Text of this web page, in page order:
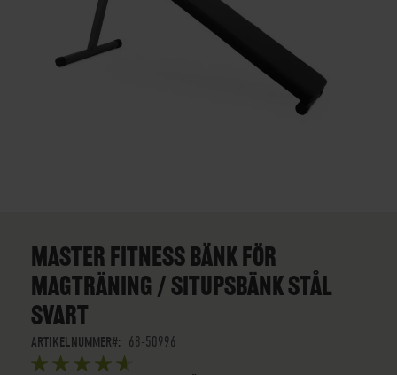
BEGINNING
IMAGES
GALLERY
MASTER FITNESS BÄNK FÖR
MAGTRÄNING / SITUPSBÄNK STÅL
SVART
ARTIKELNUMMER
68-50996
BETYG: